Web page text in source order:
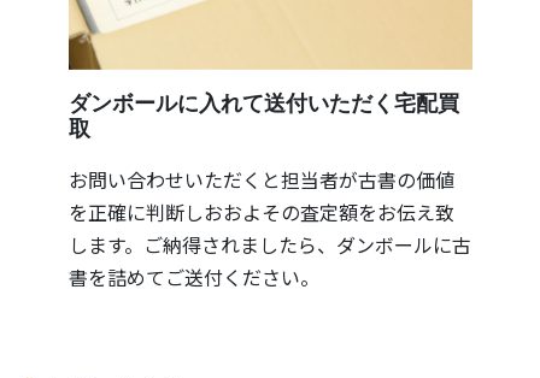
ダンボールに入れて送付いただく宅配買
取
お問い合わせいただくと担当者が古書の価値
を正確に判断しおおよその査定額をお伝え致
します。ご納得されましたら、ダンボールに古
書を詰めてご送付ください。